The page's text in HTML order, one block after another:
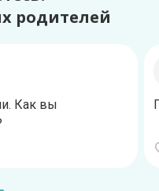
родителей
Как вы